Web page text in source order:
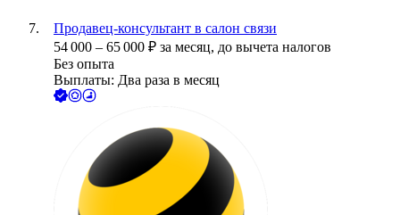
Продавец-консультант в салон связи
54 000 – 65 000 ₽ за месяц, до вычета налогов
Без опыта
Выплаты: Два раза в месяц